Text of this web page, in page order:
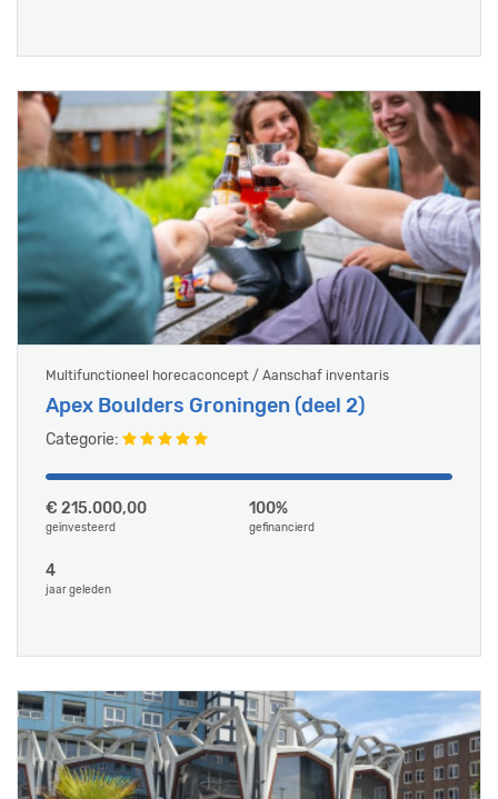
Multifunctioneel horecaconcept / Aanschaf inventaris
Apex Boulders Groningen (deel 2)
Categorie:
€ 215.000,00
geïnvesteerd
100%
gefinancierd
4
jaar geleden